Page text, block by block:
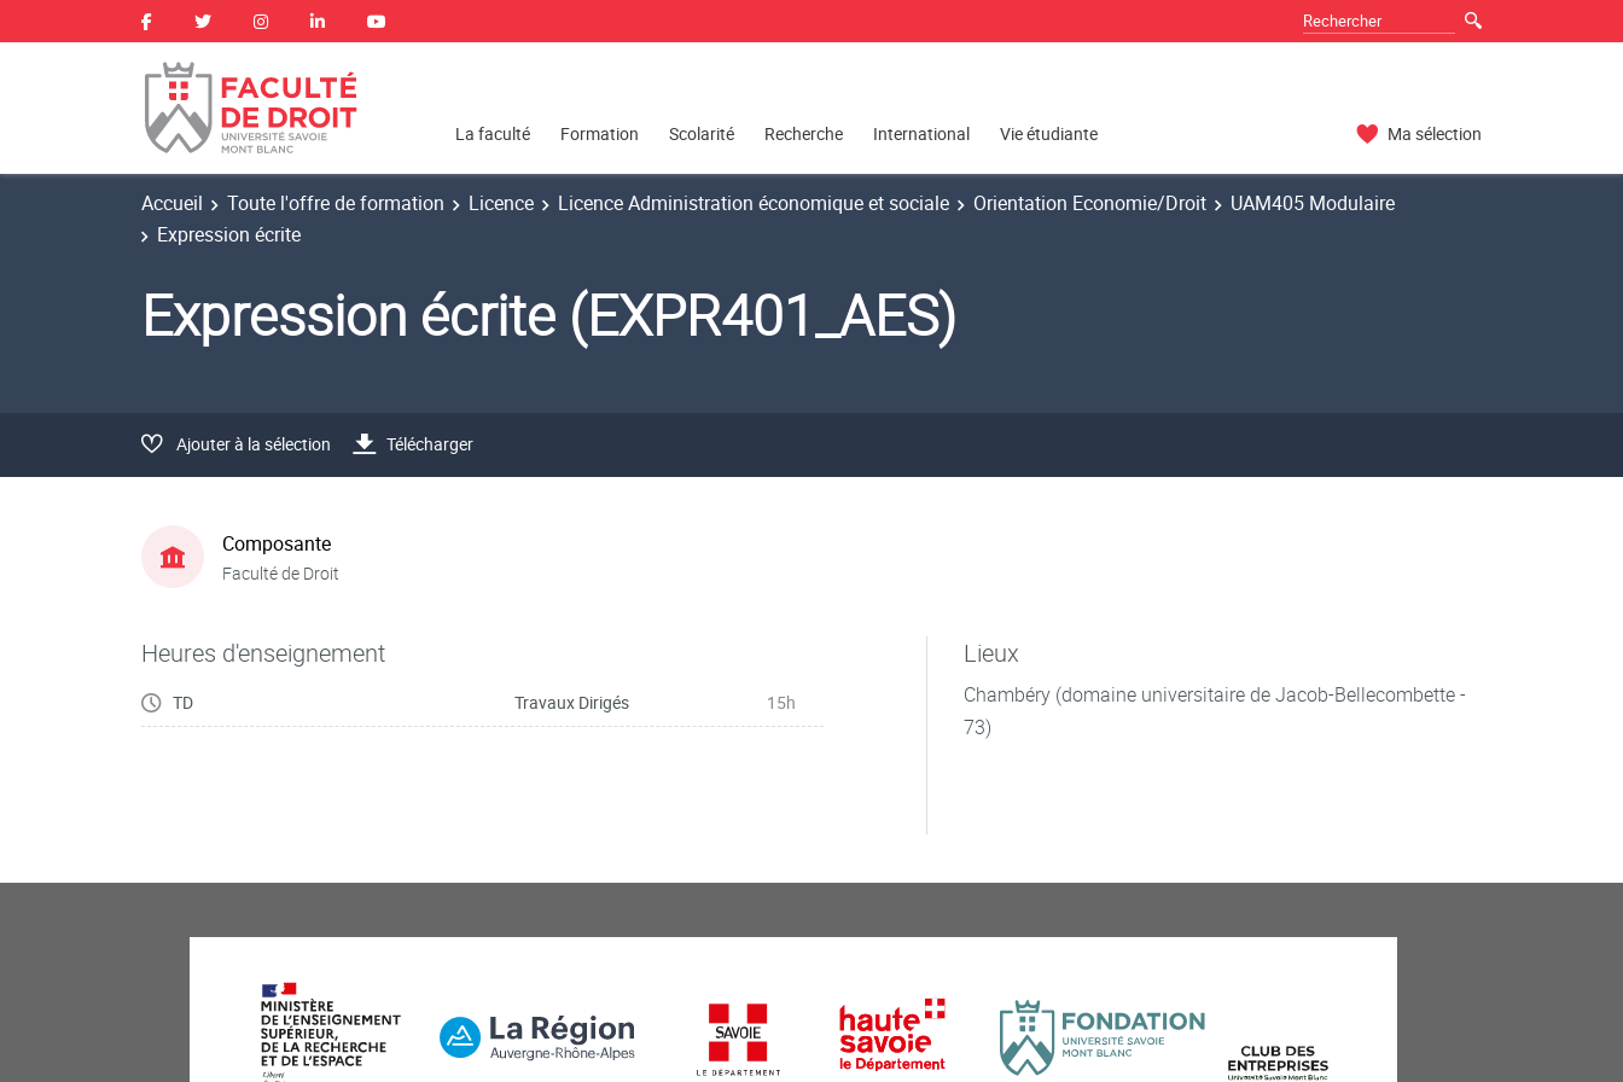
La faculté Formation Scolarité Recherche International Vie étudiante Ma sélection
Accueil Toute l'offre de formation Licence Licence Administration économique et sociale Orientation Economie/Droit
UAM405 Modulaire
Expression écrite
Expression écrite (EXPR401_AES)
Ajouter à la sélection Télécharger
Composante
Faculté de Droit
Heures d'enseignement
TD Travaux Dirigés 15h
Lieux
Chambéry (domaine universitaire de Jacob-Bellecombette -
73)